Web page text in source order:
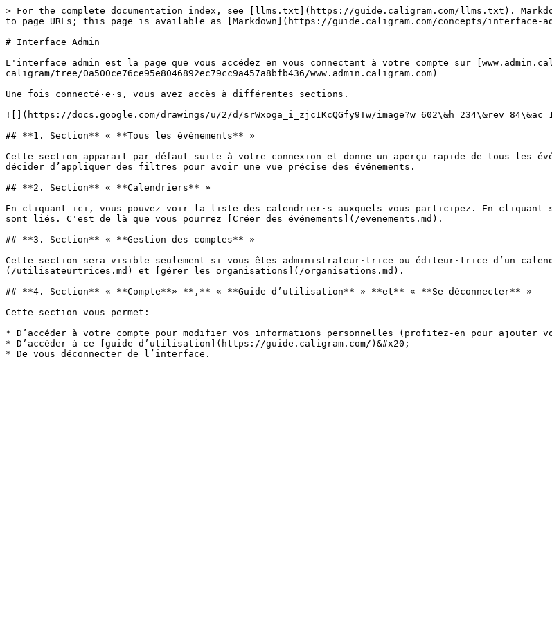
> For the complete documentation index, see [llms.txt](https://guide.caligram.com/llms.txt).
to page URLs; this page is available as [Markdown](https://guide.caligram.com/concepts/interface-
# Interface Admin
L'interface admin est la page que vous accédez en vous connectant à votre compte sur
caligram/tree/0a500ce76ce95e8046892ec79cc9a457a8bfb436/www.admin.caligram.com)
Une fois connecté·e·s, vous avez accès à différentes sections.
![](https://docs.google.com/drawings/u/2/d/srWxoga_i_zjcIKcQGfy9Tw/
## **1. Section** « **Tous les événements** »
Cette section apparait par défaut suite à votre connexion et donne un aperçu rapide de tous les
décider d’appliquer des filtres pour avoir une vue précise des événements.
## **2. Section** « **Calendriers** »
En cliquant ici, vous pouvez voir la liste des calendrier·s auxquels vous participez. En cliquant
sont liés. C'est de là que vous pourrez [Créer des événements](/evenements.md).
## **3. Section** « **Gestion des comptes** »
Cette section sera visible seulement si vous êtes administrateur·trice ou éditeur·trice d’un
(/utilisateurtrices.md) et [gérer les organisations](/organisations.md).
## **4. Section** « **Compte**» **,** « **Guide d’utilisation** » **et** « **Se déconnecter** »
Cette section vous permet:
* D’accéder à votre compte pour modifier vos informations personnelles (profitez-en pour ajouter
* D’accéder à ce [guide d’utilisation](https://guide.caligram.com/)&#x20;